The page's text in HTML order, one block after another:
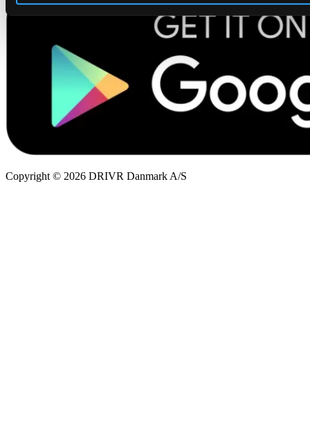
Copyright © 2026 DRIVR Danmark A/S